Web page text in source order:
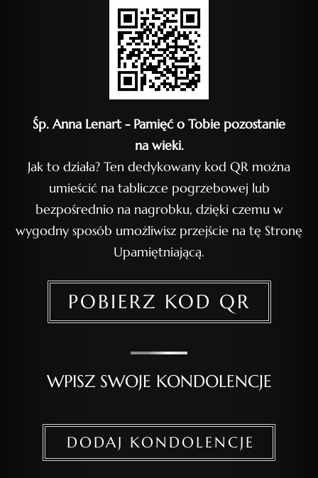
Śp. Anna Lenart - Pamięć o Tobie pozostanie
na wieki.
Jak to działa? Ten dedykowany kod QR można
umieścić na tabliczce pogrzebowej lub
bezpośrednio na nagrobku, dzięki czemu w
wygodny sposób umożliwisz przejście na tę Stronę
Upamiętniającą.
POBIERZ KOD QR
WPISZ SWOJE KONDOLENCJE
DODAJ KONDOLENCJE